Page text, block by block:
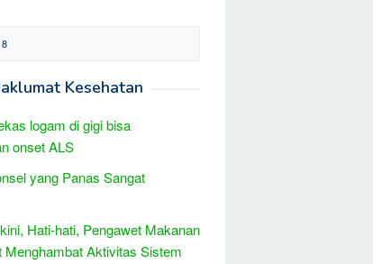
Kesehatan
logam di gigi bisa
onset ALS
yang Panas Sangat
Hati-hati, Pengawet Makanan
Menghambat Aktivitas Sistem